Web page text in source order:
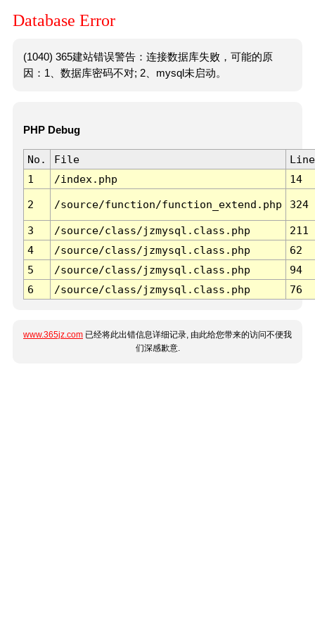
Database Error
(1040) 365建站错误警告：连接数据库失败，可能的原
因：1、数据库密码不对; 2、mysql未启动。
PHP Debug
No. File
Line
1
/index.php 14
2 /source/function/function_extend.php 324
3 /source/class/jzmysql.class.php
211
4
/source/class/jzmysql.class.php
62
5
/source/class/jzmysql.class.php
94
6
/source/class/jzmysql.class.php 76
www.365jz.com 已经将此出错信息详细记录, 由此给您带来的访问不便我
们深感歉意.